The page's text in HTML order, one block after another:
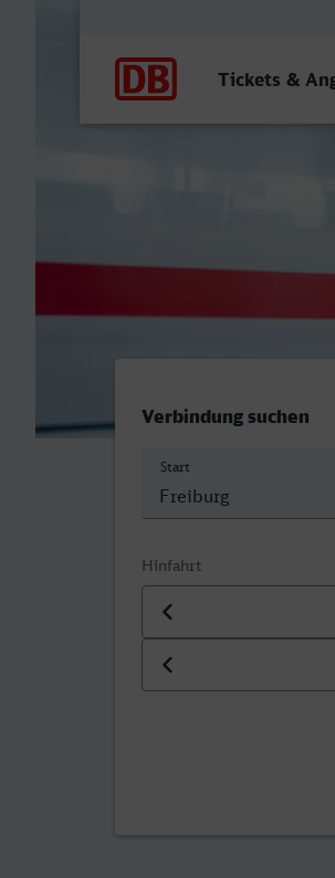
Tickets &
Freiburg
Verbindung suchen
Start
Hinfahrt
Datum der Hinfahrt
Uhrzeit der Hinfahrt